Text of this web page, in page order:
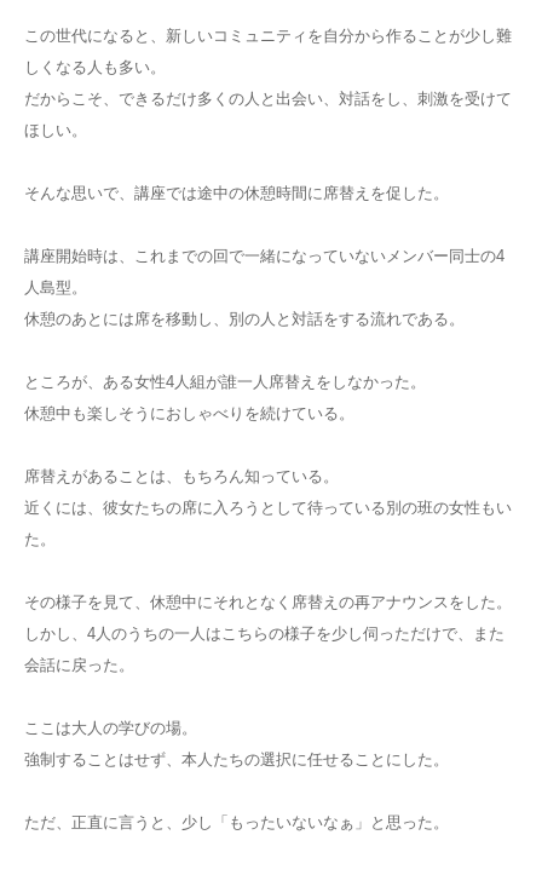
この世代になると、新しいコミュニティを自分から作ることが少し難
しくなる人も多い。
だからこそ、できるだけ多くの人と出会い、対話をし、刺激を受けて
ほしい。
そんな思いで、講座では途中の休憩時間に席替えを促した。
講座開始時は、これまでの回で一緒になっていないメンバー同士の4
人島型。
休憩のあとには席を移動し、別の人と対話をする流れである。
ところが、ある女性4人組が誰一人席替えをしなかった。
休憩中も楽しそうにおしゃべりを続けている。
席替えがあることは、もちろん知っている。
近くには、彼女たちの席に入ろうとして待っている別の班の女性もい
た。
その様子を見て、休憩中にそれとなく席替えの再アナウンスをした。
しかし、4人のうちの一人はこちらの様子を少し伺っただけで、また
会話に戻った。
ここは大人の学びの場。
強制することはせず、本人たちの選択に任せることにした。
ただ、正直に言うと、少し「もったいないなぁ」と思った。